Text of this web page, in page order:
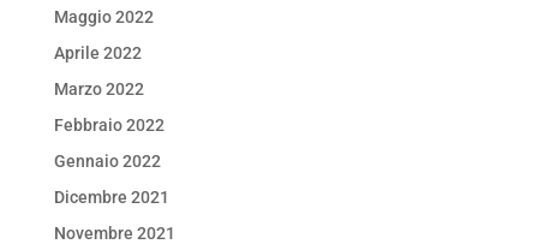
Maggio 2022
Aprile 2022
Marzo 2022
Febbraio 2022
Gennaio 2022
Dicembre 2021
Novembre 2021